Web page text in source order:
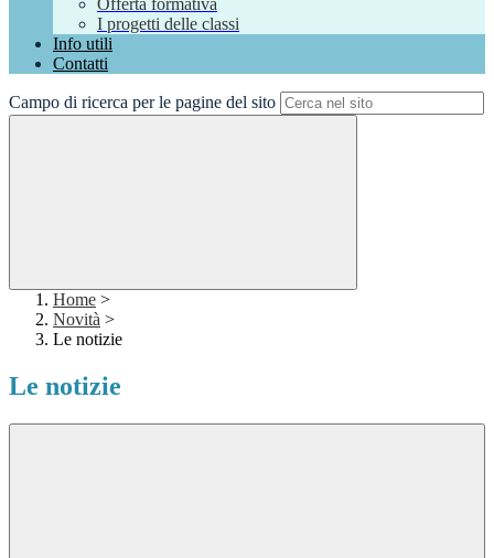
Offerta formativa
I progetti delle classi
Info utili
Contatti
Campo di ricerca per le pagine del sito
Home >
Novità >
Le notizie
Le notizie